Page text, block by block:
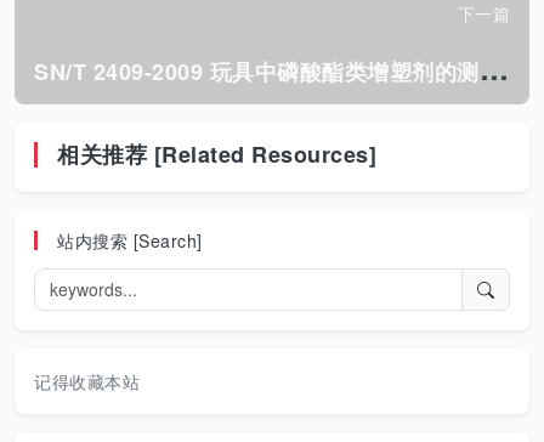
下一篇
S
N/T 2409-2009 玩具中磷酸酯类增塑剂的测定.pdf
相关推荐 [Related Resources]
站内搜索 [Search]
记得收藏本站